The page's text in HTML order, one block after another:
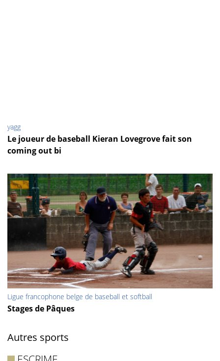
yagg
Le joueur de baseball Kieran Lovegrove fait son
coming out bi
Ligue francophone belge de baseball et softball
Stages de Pâques
Autres sports